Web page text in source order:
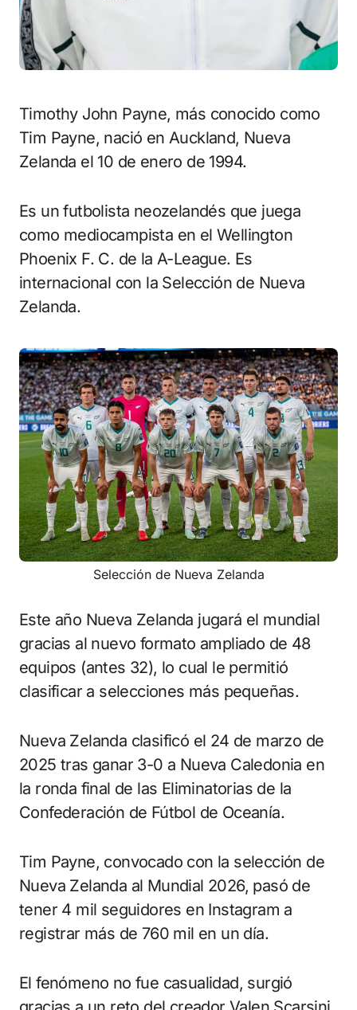
Timothy John Payne, más conocido como
Tim Payne, nació en Auckland, Nueva
Zelanda el 10 de enero de 1994.
Es un futbolista neozelandés que juega
como mediocampista en el Wellington
Phoenix F. C. de la A-League. Es
internacional con la Selección de Nueva
Zelanda.
Selección de Nueva Zelanda
Este año Nueva Zelanda jugará el mundial
gracias al nuevo formato ampliado de 48
equipos (antes 32), lo cual le permitió
clasificar a selecciones más pequeñas.
Nueva Zelanda clasificó el 24 de marzo de
2025 tras ganar 3-0 a Nueva Caledonia en
la ronda final de las Eliminatorias de la
Confederación de Fútbol de Oceanía.
Tim Payne, convocado con la selección de
Nueva Zelanda al Mundial 2026, pasó de
tener 4 mil seguidores en Instagram a
registrar más de 760 mil en un día.
El fenómeno no fue casualidad, surgió